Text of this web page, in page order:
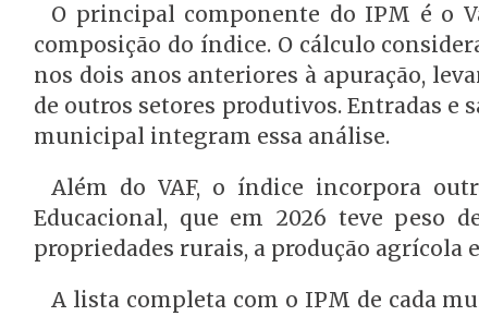
O principal componente do IPM é o
composição do índice. O cálculo
nos dois anos anteriores à apuração,
de outros setores produtivos. Entradas e
municipal integram essa análise.
Além do VAF, o índice incorpora
Educacional, que em 2026 teve peso
propriedades rurais, a produção agrícola
A lista completa com o IPM de cada